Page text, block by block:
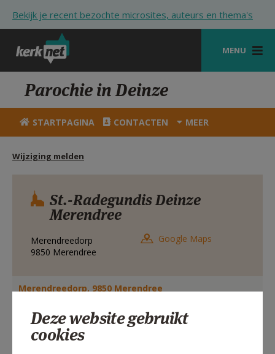
Bekijk je recent bezochte microsites, auteurs en thema's
MENU
STARTPAGINA
KERK
VIERINGEN
SHOP
HULP
STARTPAGINA PORTAAL
AANMELDEN OF REGISTREREN
Parochie in Deinze
STARTPAGINA CONTACTEN MEER
Wijziging melden
St.-Radegundis Deinze
Merendree
Merendreedorp
9850 Merendree
Google Maps
Merendreedorp, 9850 Merendree
Deze website gebruikt
cookies